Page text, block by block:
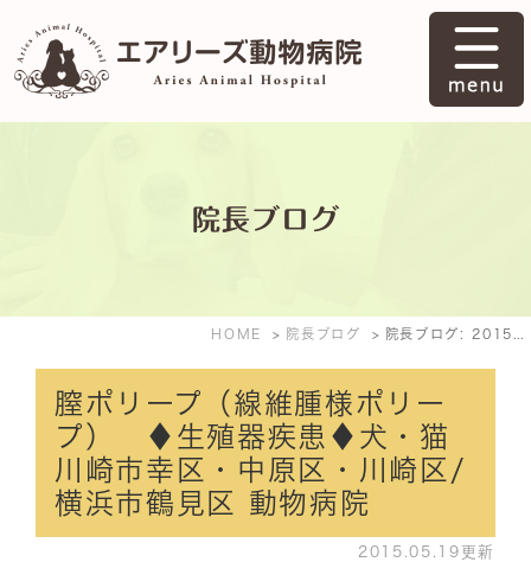
院長ブログ
HOME 院長ブログ
膣ポリープ（線維腫様ポリー
プ） ♦生殖器疾患♦犬・猫
川崎市幸区・中原区・川崎区/
横浜市鶴見区 動物病院
2015.05.19更新